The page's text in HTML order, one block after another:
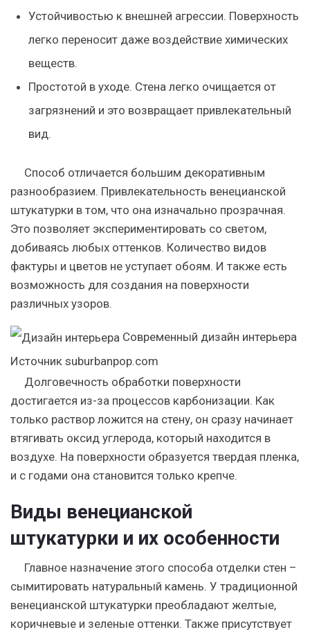
Устойчивостью к внешней агрессии. Поверхность
легко переносит даже воздействие химических
веществ.
Простотой в уходе. Стена легко очищается от
загрязнений и это возвращает привлекательный
вид.
Способ отличается большим декоративным
разнообразием. Привлекательность венецианской
штукатурки в том, что она изначально прозрачная.
Это позволяет экспериментировать со светом,
добиваясь любых оттенков. Количество видов
фактуры и цветов не уступает обоям. И также есть
возможность для создания на поверхности
различных узоров.
Современный дизайн интерьера
Источник suburbanpop.com
Долговечность обработки поверхности
достигается из-за процессов карбонизации. Как
только раствор ложится на стену, он сразу начинает
втягивать оксид углерода, который находится в
воздухе. На поверхности образуется твердая пленка,
и с годами она становится только крепче.
Виды венецианской
штукатурки и их особенности
Главное назначение этого способа отделки стен –
сымитировать натуральный камень. У традиционной
венецианской штукатурки преобладают желтые,
коричневые и зеленые оттенки. Также присутствует